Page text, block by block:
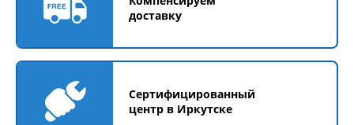
доставку
Сертифицированный
центр в Иркутске